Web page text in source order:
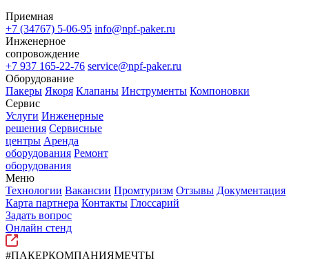
Приемная
+7 (34767) 5-06-95 info@npf-paker.ru
Инженерное
сопровождение
+7 937 165-22-76 service@npf-paker.ru
Оборудование
Пакеры Якоря Клапаны Инструменты Компоновки
Сервис
Услуги Инженерные
решения Сервисные
центры Аренда
оборудования Ремонт
оборудования
Меню
Технологии Вакансии Промтуризм Отзывы Документация
Карта партнера Контакты Глоссарий
Задать вопрос
Онлайн стенд
#ПАКЕРКОМПАНИЯМЕЧТЫ